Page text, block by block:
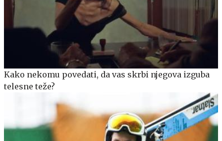
Kako nekomu povedati, da vas skrbi njegova izguba
telesne teže?